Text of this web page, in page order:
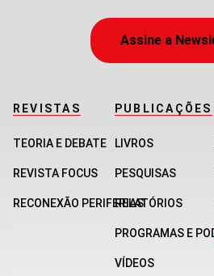
Assine a
REVISTAS
TEORIA E DEBATE
REVISTA FOCUS
RECONEXÃO PERIFERIAS
PUBLICAÇÕES
LIVROS
PESQUISAS
RELATÓRIOS
PROGRAMAS E
VÍDEOS